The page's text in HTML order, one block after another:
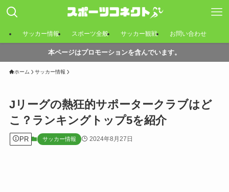
サッカー情報 スポーツ全般 サッカー観戦 お問い合わせ
本ページはプロモーションを含んでいます。
ホーム サッカー情報
Jリーグの熱狂的サポータークラブはど
こ？ランキングトップ5を紹介
PR サッカー情報 2024年8月27日